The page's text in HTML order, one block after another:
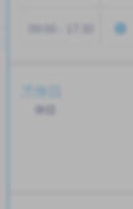
休日
休日